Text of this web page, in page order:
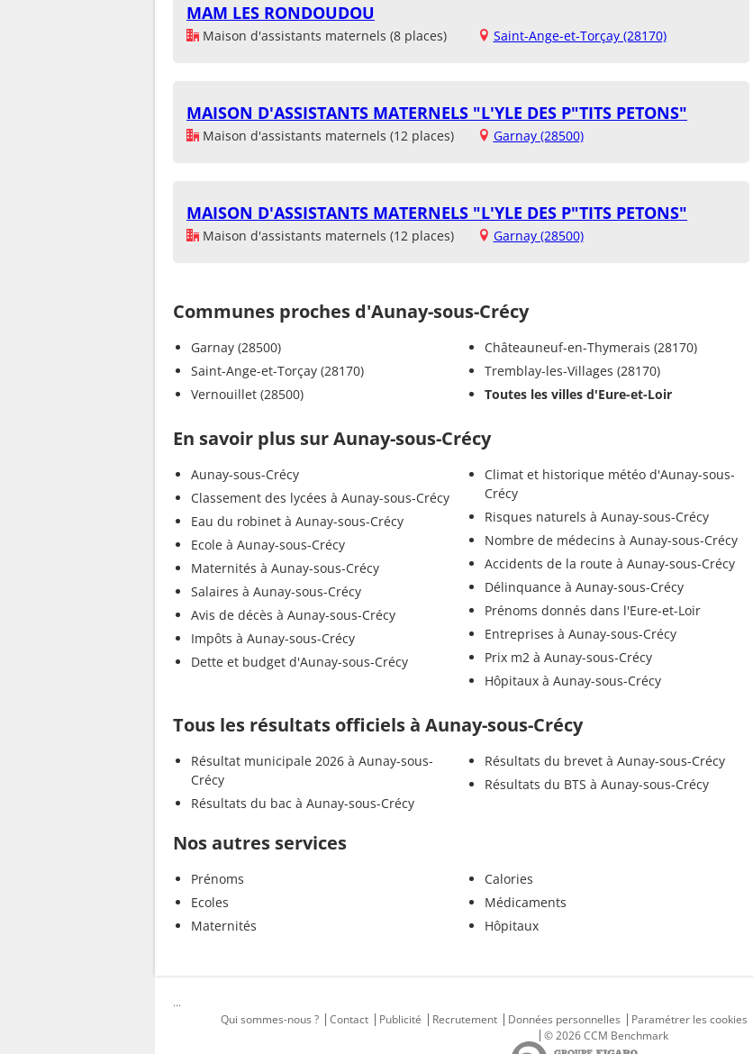
MAM LES RONDOUDOU
Maison d'assistants maternels (8 places) Saint-Ange-et-Torçay (28170)
MAISON D'ASSISTANTS MATERNELS "L'YLE DES P"TITS PETONS"
Maison d'assistants maternels (12 places) Garnay (28500)
MAISON D'ASSISTANTS MATERNELS "L'YLE DES P"TITS PETONS"
Maison d'assistants maternels (12 places) Garnay (28500)
Communes proches d'Aunay-sous-Crécy
Garnay (28500)
Saint-Ange-et-Torçay (28170)
Vernouillet (28500)
Châteauneuf-en-Thymerais (28170)
Tremblay-les-Villages (28170)
Toutes les villes d'Eure-et-Loir
En savoir plus sur Aunay-sous-Crécy
Aunay-sous-Crécy
Classement des lycées à Aunay-sous-Crécy
Eau du robinet à Aunay-sous-Crécy
Ecole à Aunay-sous-Crécy
Maternités à Aunay-sous-Crécy
Salaires à Aunay-sous-Crécy
Avis de décès à Aunay-sous-Crécy
Impôts à Aunay-sous-Crécy
Dette et budget d'Aunay-sous-Crécy
Climat et historique météo d'Aunay-sous-
Crécy
Risques naturels à Aunay-sous-Crécy
Nombre de médecins à Aunay-sous-Crécy
Accidents de la route à Aunay-sous-Crécy
Délinquance à Aunay-sous-Crécy
Prénoms donnés dans l'Eure-et-Loir
Entreprises à Aunay-sous-Crécy
Prix m2 à Aunay-sous-Crécy
Hôpitaux à Aunay-sous-Crécy
Tous les résultats officiels à Aunay-sous-Crécy
Résultat municipale 2026 à Aunay-sous-
Crécy
Résultats du bac à Aunay-sous-Crécy
Résultats du brevet à Aunay-sous-Crécy
Résultats du BTS à Aunay-sous-Crécy
Nos autres services
Prénoms
Ecoles
Maternités
Calories
Médicaments
Hôpitaux
...
Qui sommes-nous ?
Contact Publicité Recrutement Données personnelles Paramétrer les cookies
© 2026 CCM Benchmark